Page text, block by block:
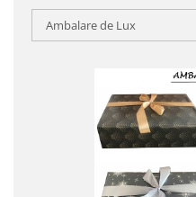
Ambalare de Lux